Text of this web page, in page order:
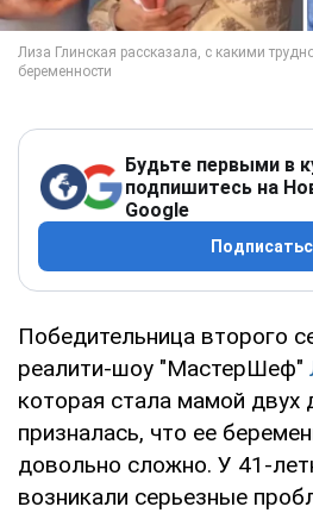
Будьте первыми в
подпишитесь на
Google
Победительница второго
реалити-шоу "МастерШеф"
которая стала мамой двух
призналась, что ее
довольно сложно. У 41-
возникали серьезные